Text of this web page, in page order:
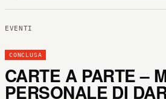
EVENTI
CONCLUSA
CARTE A PARTE –
PERSONALE DI